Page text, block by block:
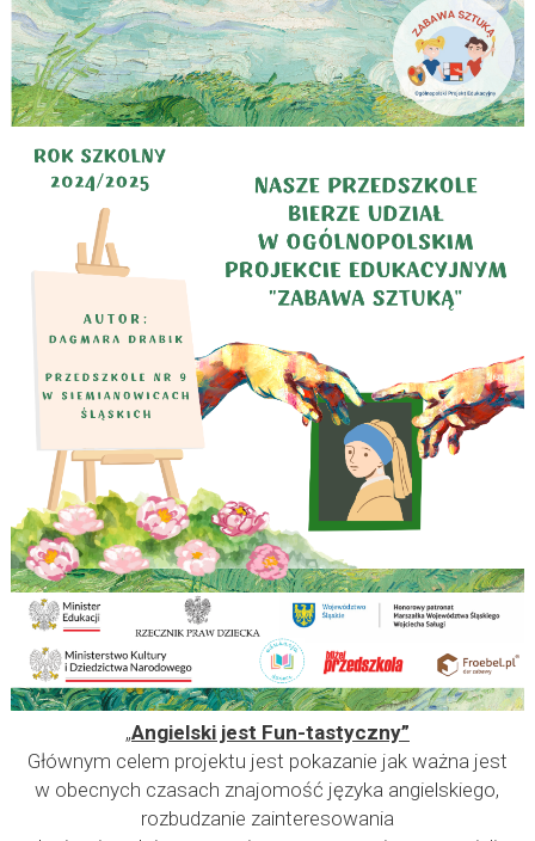
„Angielski jest Fun-tastyczny”
Głównym celem projektu jest pokazanie jak ważna jest
w obecnych czasach znajomość języka angielskiego,
rozbudzanie zainteresowania